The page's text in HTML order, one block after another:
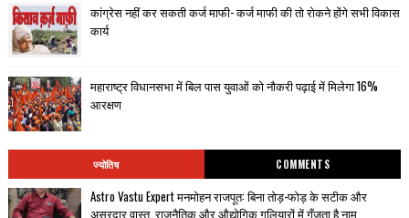
कांग्रेस नहीं कर सकती कर्ज माफी- कर्ज माफी की तो रोकने होंगे सभी विकास
कार्य
महाराष्ट्र विधानसभा में बिल पास युवाओं को नौकरी पढ़ाई में मिलेगा 16%
आरक्षण
ज्योतिष COMMENTS
Astro Vastu Expert मनमोहन राजपूत: बिना तोड़-फोड़ के सटीक और
असरदार वास्तु, राजनैतिक और औद्योगिक गलियारों में गूँजता है नाम